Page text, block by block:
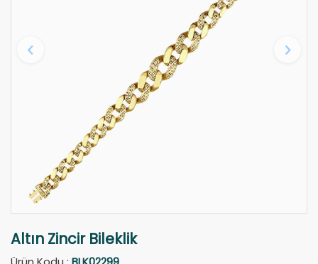
Altın Zincir Bileklik